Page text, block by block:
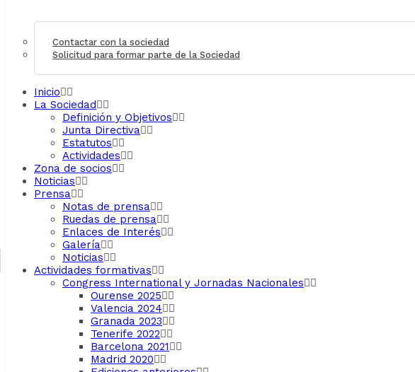
Contactar con la sociedad
Solicitud para formar parte de la Sociedad
Inicio
La Sociedad
Definición y Objetivos
Junta Directiva
Estatutos
Actividades
Zona de socios
Noticias
Prensa
Notas de prensa
Ruedas de prensa
Enlaces de Interés
Galería
Noticias
Actividades formativas
Congress International y Jornadas Nacionales
Ourense 2025
Valencia 2024
Granada 2023
Tenerife 2022
Barcelona 2021
Madrid 2020